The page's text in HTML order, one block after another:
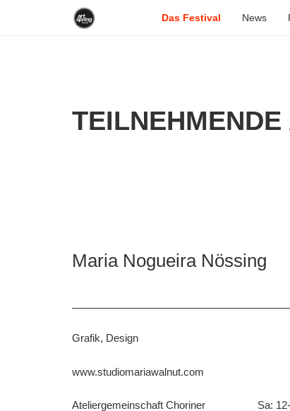
Das Festival News
Maria Nogueira Nössing
Grafik, Design
www.studiomariawalnut.com
Ateliergemeinschaft Choriner
Sa: